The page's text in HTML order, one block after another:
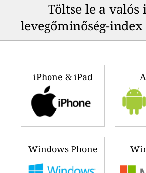
Töltse le a valós
levegőminőség-
iPhone & iPad
Windows Phone